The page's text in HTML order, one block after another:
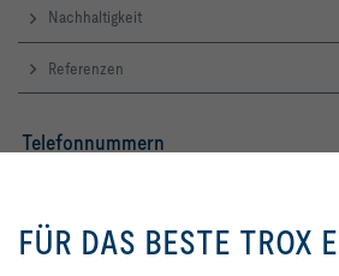
Nachhaltigkeit
Referenzen
Telefonnummern
Sie uns, Ihnen ein
Webseiten-Erlebnis
FÜR DAS BESTE TROX